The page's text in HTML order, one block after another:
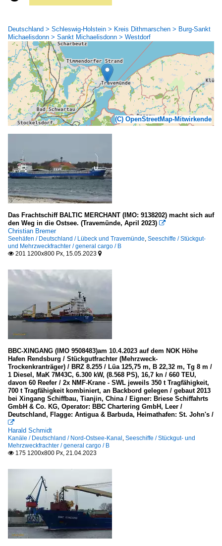
Deutschland > Schleswig-Holstein > Kreis Dithmarschen > Burg-Sankt
Michaelisdonn > Sankt Michaelisdonn > Westdorf
(C) OpenStreetMap-Mitwirkende
Das Frachtschiff BALTIC MERCHANT (IMO: 9138202) macht sich auf
den Weg in die Ostsee. (Travemünde, April 2023) 
Christian Bremer
Seehäfen / Deutschland / Lübeck und Travemünde, Seeschiffe / Stückgut-
und Mehrzweckfrachter / general cargo / B
 201 1200x800 Px, 15.05.2023 
BBC-XINGANG (IMO 9508483)am 10.4.2023 auf dem NOK Höhe
Hafen Rendsburg / Stückgutfrachter (Mehrzweck-
Trockenkranträger) / BRZ 8.255 / Lüa 125,75 m, B 22,32 m, Tg 8 m /
1 Diesel, MaK 7M43C, 6.300 kW, (8.568 PS), 16,7 kn / 660 TEU,
davon 60 Reefer / 2x NMF-Krane - SWL jeweils 350 t Tragfähigkeit,
700 t Tragfähigkeit kombiniert, an Backbord gelegen / gebaut 2013
bei Xingang Schiffbau, Tianjin, China / Eigner: Briese Schiffahrts
GmbH & Co. KG, Operator: BBC Chartering GmbH, Leer /
Deutschland, Flagge: Antigua & Barbuda, Heimathafen: St. John's /

Harald Schmidt
Kanäle / Deutschland / Nord-Ostsee-Kanal , Seeschiffe / Stückgut- und
Mehrzweckfrachter / general cargo / B
 175 1200x800 Px, 21.04.2023